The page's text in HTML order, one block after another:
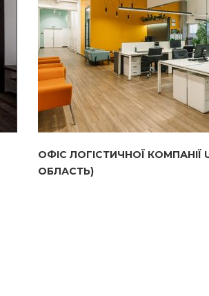
ОФІС ЛОГІСТИЧНОЇ КОМПАНІЇ
ОБЛАСТЬ)